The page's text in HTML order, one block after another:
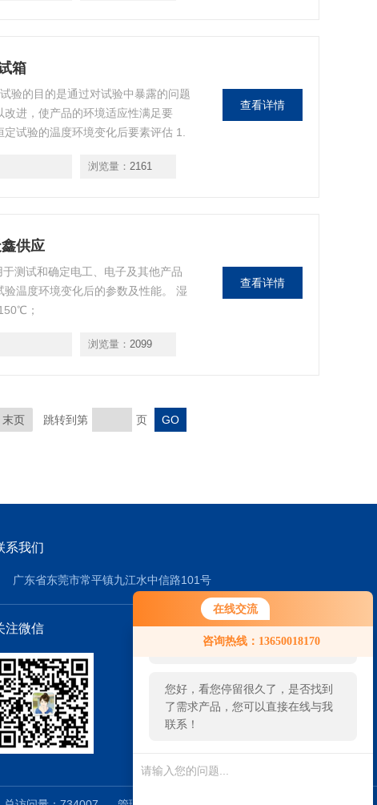
在线交流
咨询热线：13650018170
您好！欢迎前来咨询，很高兴为您
服务，请问您要咨询什么问题呢？
您好，看您停留很久了，是否找到
了需求产品，您可以直接在线与我
联系！
箱
验的目的是通过对试验中暴露的问题
进，使产品的环境适应性满足要
试验的温度环境变化后要素评估 1.
浏览量： 2161
查看详情
供应
测试和确定电工、电子及其他产品
温度环境变化后的参数及性能。 湿
；
浏览量： 2099
查看详情
末页 跳转到第 页
系我们
广东省东莞市常平镇九江水中信路101号
注微信